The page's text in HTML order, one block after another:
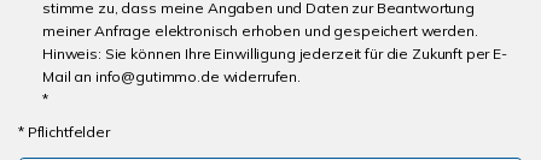
stimme zu, dass meine Angaben und Daten zur Beantwortung
meiner Anfrage elektronisch erhoben und gespeichert werden.
Hinweis: Sie können Ihre Einwilligung jederzeit für die Zukunft per E-
Mail an info@gutimmo.de widerrufen.
*
* Pflichtfelder